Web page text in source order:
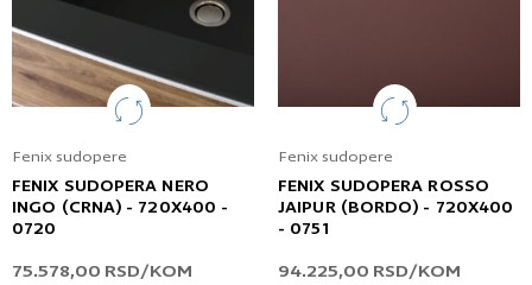
Fenix sudopere
FENIX SUDOPERA NERO
INGO (CRNA) - 720X400 -
0720
75.578,00 RSD/KOM
Fenix sudopere
FENIX SUDOPERA ROSSO
JAIPUR (BORDO) - 720X400
- 0751
94.225,00 RSD/KOM